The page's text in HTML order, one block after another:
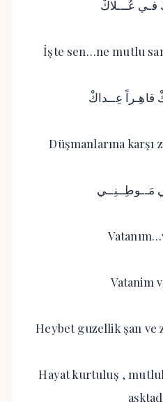
İşte sen…ne mutlu
Düşmanlarına karşı
Vatanim
Heybet guzellik şan ve
Hayat kurtuluş ,